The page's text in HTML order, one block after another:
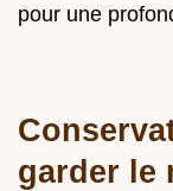
pour une
garder le